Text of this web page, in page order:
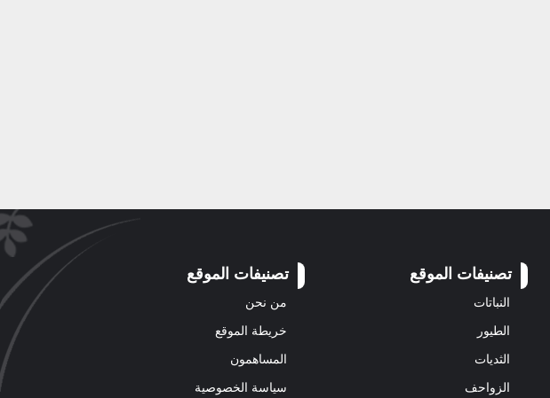
تصنيفات الموقع
النباتات
الطيور
الثديات
الزواحف
تصنيفات الموقع
من نحن
خريطة الموقع
المساهمون
سياسة الخصوصية